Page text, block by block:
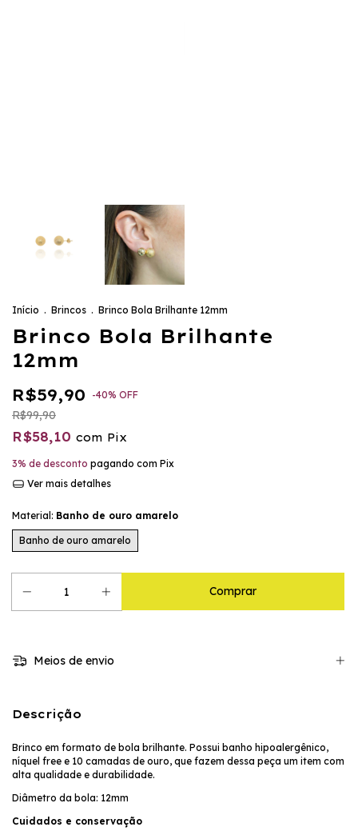
Início . Brincos . Brinco Bola Brilhante 12mm
Brinco Bola Brilhante
12mm
R$59,90 -40% OFF
R$99,90
R$58,10 com Pix
3% de desconto pagando com Pix
Ver mais detalhes
Material: Banho de ouro amarelo
Banho de ouro amarelo
Meios de envio
Descrição
Brinco em formato de bola brilhante. Possui banho hipoalergênico,
níquel free e 10 camadas de ouro, que fazem dessa peça um item com
alta qualidade e durabilidade.
Diâmetro da bola: 12mm
Cuidados e conservação